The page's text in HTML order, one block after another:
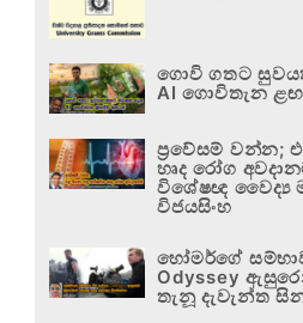
ගොවි ගතට
AI ගොවිතැන
ප්‍රවේසම් වන්න;
හෘද රෝග
විශේෂඥ වෛද්‍ය
විජයසිංහ
හෝමර්ගේ
Odyssey
තැනූ දැවැන්ත